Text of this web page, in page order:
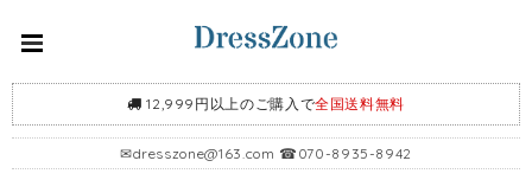
12,999円以上のご購入で全国送料無料
✉dresszone@163.com ☎070-8935-8942